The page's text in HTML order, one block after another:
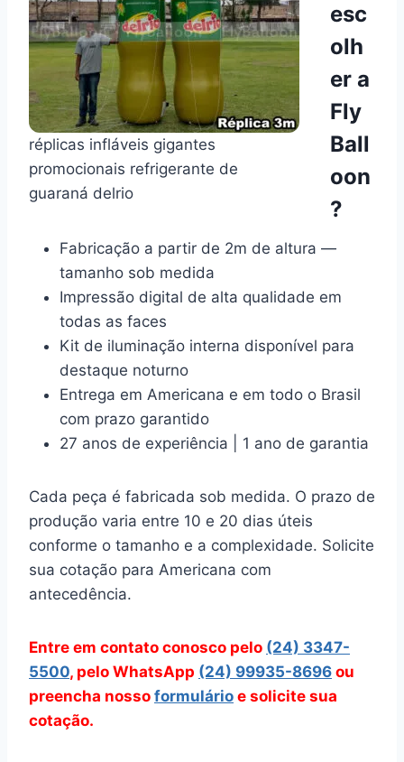
réplicas infláveis gigantes
promocionais refrigerante de
guaraná delrio
esc
olh
er a
Fly
Ball
oon
?
Fabricação a partir de 2m de altura —
tamanho sob medida
Impressão digital de alta qualidade em
todas as faces
Kit de iluminação interna disponível para
destaque noturno
Entrega em Americana e em todo o Brasil
com prazo garantido
27 anos de experiência | 1 ano de garantia
Cada peça é fabricada sob medida. O prazo de
produção varia entre 10 e 20 dias úteis
conforme o tamanho e a complexidade. Solicite
sua cotação para Americana com
antecedência.
Entre em contato conosco pelo (24) 3347-
5500, pelo WhatsApp (24) 99935-8696 ou
preencha nosso formulário e solicite sua
cotação.